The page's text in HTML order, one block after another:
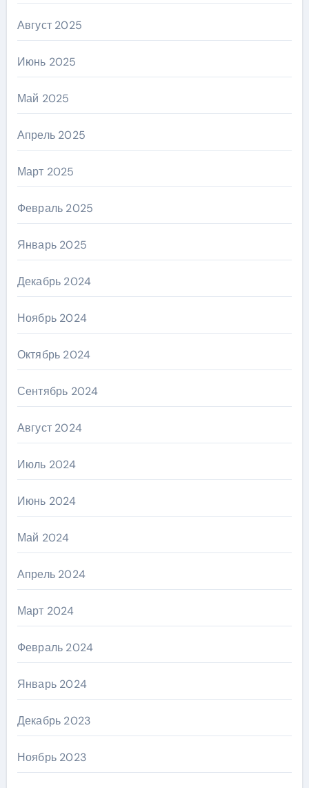
Август 2025
Июнь 2025
Май 2025
Апрель 2025
Март 2025
Февраль 2025
Январь 2025
Декабрь 2024
Ноябрь 2024
Октябрь 2024
Сентябрь 2024
Август 2024
Июль 2024
Июнь 2024
Май 2024
Апрель 2024
Март 2024
Февраль 2024
Январь 2024
Декабрь 2023
Ноябрь 2023